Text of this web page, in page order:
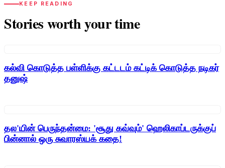
KEEP READING
Stories worth your time
கல்வி கொடுத்த பள்ளிக்கு கட்டடம் கட்டிக் கொடுத்த நடிகர்
தனுஷ்
தல'யின் பெருந்தன்மை: 'சூது கவ்வும்' ஹெலிகாப்டருக்குப்
பின்னால் ஒரு சுவாரஸ்யக் கதை!